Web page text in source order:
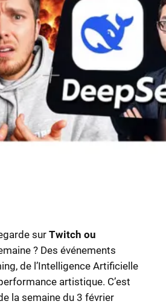
sur Twitch ou
? Des événements
de l’Intelligence Artificielle
artistique. C’est
la semaine du 3 février